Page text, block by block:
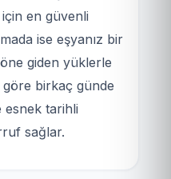
en güvenli
ise eşyanız bir
giden yüklerle
birkaç günde
esnek tarihli
sağlar.